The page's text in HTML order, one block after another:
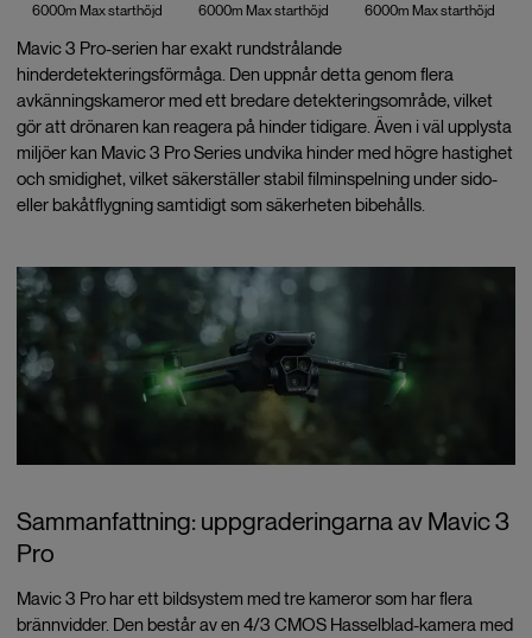
6000m Max starthöjd 6000m Max starthöjd 6000m Max starthöjd
Mavic 3 Pro-serien har exakt rundstrålande
hinderdetekteringsförmåga. Den uppnår detta genom flera
avkänningskameror med ett bredare detekteringsområde, vilket
gör att drönaren kan reagera på hinder tidigare. Även i väl upplysta
miljöer kan Mavic 3 Pro Series undvika hinder med högre hastighet
och smidighet, vilket säkerställer stabil filminspelning under sido-
eller bakåtflygning samtidigt som säkerheten bibehålls.
Sammanfattning: uppgraderingarna av Mavic 3
Pro
Mavic 3 Pro har ett bildsystem med tre kameror som har flera
brännvidder. Den består av en 4/3 CMOS Hasselblad-kamera med